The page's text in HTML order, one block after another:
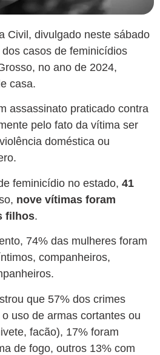
Civil, divulgado neste sábado
dos casos de feminicídios
no ano de 2024,
casa.
assassinato praticado contra
pelo fato da vítima ser
doméstica ou
feminicídio no estado, 41
nove vítimas foram
filhos.
74% das mulheres foram
, companheiros,
que 57% dos crimes
uso de armas cortantes ou
facão), 17% foram
de fogo, outros 13% com